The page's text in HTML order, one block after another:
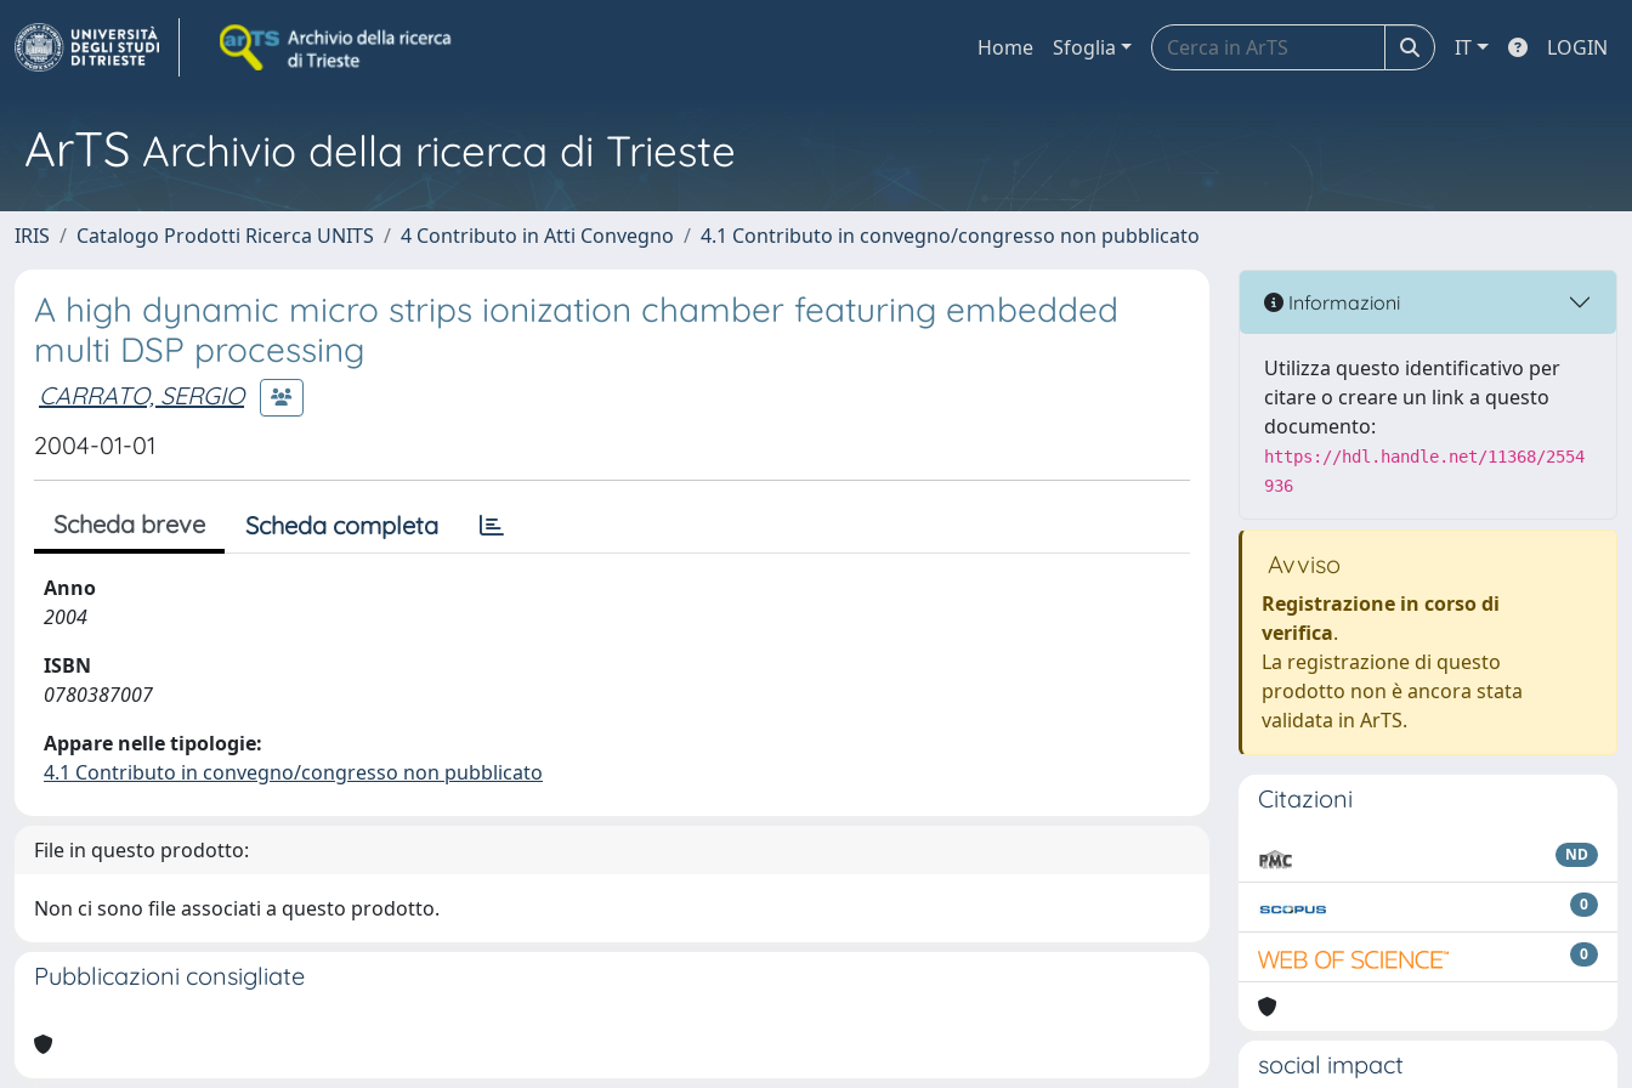
Home Sfoglia IT LOGIN
ArTS Archivio della ricerca di Trieste
IRIS Catalogo Prodotti Ricerca UNITS 4 Contributo in Atti Convegno 4.1 Contributo in convegno/congresso non pubblicato
A high dynamic micro strips ionization chamber featuring embedded
multi DSP processing
CARRATO, SERGIO
2004-01-01
Scheda breve Scheda completa
Anno
2004
ISBN
0780387007
Appare nelle tipologie:
4.1 Contributo in convegno/congresso non pubblicato
File in questo prodotto:
Non ci sono file associati a questo prodotto.
Pubblicazioni consigliate
Informazioni
Utilizza questo identificativo per
citare o creare un link a questo
documento:
https://hdl.handle.net/11368/2554
936
Avviso
Registrazione in corso di
verifica.
La registrazione di questo
prodotto non è ancora stata
validata in ArTS.
Citazioni
ND
0
0
social impact